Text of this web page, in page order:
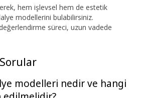
hem işlevsel hem de estetik
modellerini bulabilirsiniz.
süreci, uzun vadede
modelleri nedir ve hangi